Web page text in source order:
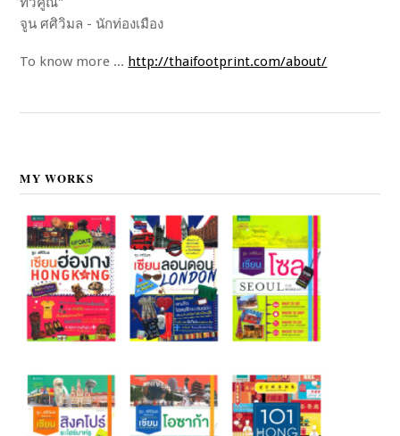
จูน ศศิวิมล - นักท่องเมือง
To know more ... http://thaifootprint.com/about/
MY WORKS